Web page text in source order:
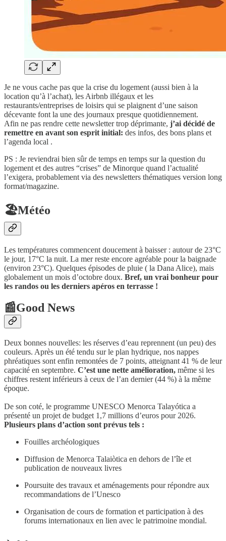
Je ne vous cache pas que la crise du logement (aussi bien à la
location qu’à l’achat), les Airbnb illégaux et les
restaurants/entreprises de loisirs qui se plaignent d’une saison
décevante font la une des journaux presque quotidiennement.
Afin ne pas rendre cette newsletter trop déprimante, j’ai décidé de
remettre en avant son esprit initial: des infos, des bons plans et
l’agenda local .
PS : Je reviendrai bien sûr de temps en temps sur la question du
logement et des autres “crises” de Minorque quand l’actualité
l’exigera, probablement via des newsletters thématiques version long
format/magazine.
🏖️Météo
Les températures commencent doucement à baisser : autour de 23°C
le jour, 17°C la nuit. La mer reste encore agréable pour la baignade
(environ 23°C). Quelques épisodes de pluie ( la Dana Alice), mais
globalement un mois d’octobre doux. Bref, un vrai bonheur pour
les randos ou les derniers apéros en terrasse !
📰Good News
Deux bonnes nouvelles: les réserves d’eau reprennent (un peu) des
couleurs. Après un été tendu sur le plan hydrique, nos nappes
phréatiques sont enfin remontées de 7 points, atteignant 41 % de leur
capacité en septembre. C’est une nette amélioration, même si les
chiffres restent inférieurs à ceux de l’an dernier (44 %) à la même
époque.
De son coté, le programme UNESCO Menorca Talayótica a
présenté un projet de budget 1,7 millions d’euros pour 2026.
Plusieurs plans d’action sont prévus tels :
Fouilles archéologiques
Diffusion de Menorca Talaiòtica en dehors de l’île et
publication de nouveaux livres
Poursuite des travaux et aménagements pour répondre aux
recommandations de l’Unesco
Organisation de cours de formation et participation à des
forums internationaux en lien avec le patrimoine mondial.